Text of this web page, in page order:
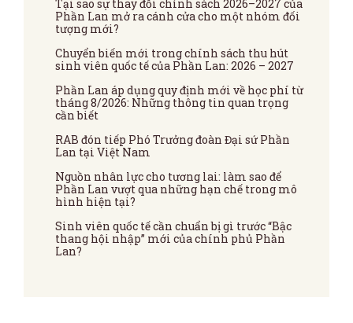
Tại sao sự thay đổi chính sách 2026–2027 của
Phần Lan mở ra cánh cửa cho một nhóm đối
tượng mới?
Chuyển biến mới trong chính sách thu hút
sinh viên quốc tế của Phần Lan: 2026 – 2027
Phần Lan áp dụng quy định mới về học phí từ
tháng 8/2026: Những thông tin quan trọng
cần biết
RAB đón tiếp Phó Trưởng đoàn Đại sứ Phần
Lan tại Việt Nam
Nguồn nhân lực cho tương lai: làm sao để
Phần Lan vượt qua những hạn chế trong mô
hình hiện tại?
Sinh viên quốc tế cần chuẩn bị gì trước “Bậc
thang hội nhập” mới của chính phủ Phần
Lan?